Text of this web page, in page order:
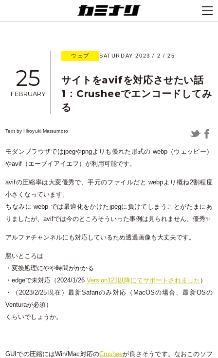
25
FEBRUARY
ウェブ SATURDAY 2023 / 2 / 25
サイトをavifを対応させたい話
1：Crusheeでエンコードしてみ
る
Text byHiroyuki Matsumoto
モダンブラウザではjpegやpngよりも優れた形式の webp（ウェッピー）
やavif（エーブイアイエフ）が利用可能です。
avifの圧縮率は大変優秀で、手元のファイルだと webpより概ね2割程度
小さくなっています。
ちなみに webp では最適化をかけたjpegに負けてしまうことがたまにあ
りましたが、avifでは今のところそういった事例は見られません。優秀✨
アルファチャンネルにも対応しているため透過画像も大丈夫です。
悪いところは
・変換処理にやや時間がかかる
・edgeで未対応（2024/1/26Version121以降にてサポートされました ）
・（2023/2/25現在）最新Safariのみ対応（MacOSの場合、最新OSの
Venturaが必須）
くらいでしょうか。
GUIでの圧縮にはWin/Mac対応のCrusheeが良さそうです。なおこのソフ